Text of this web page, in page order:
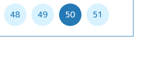
48 49 50 51